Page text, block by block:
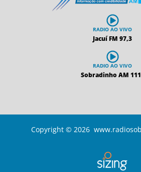
RADIO AO VIVO
Jacuí FM 97,3
RADIO AO VIVO
Sobradinho AM
Copyright © 2026